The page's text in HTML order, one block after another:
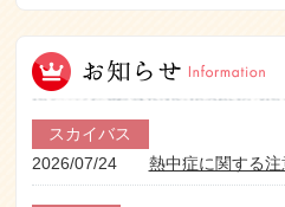
スカイバス
2024/09/10
スカイバス東京
観光
案内
所
2024 【イベント終了】お台場に
ック
2025/06/0
3
【D201】スカイダッ
ーコース 運休のお知ら
スカイバス
2026/07/24
熱中症に関する注